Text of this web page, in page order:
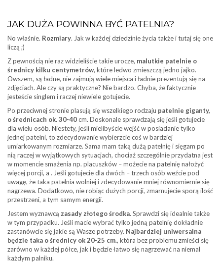
JAK DUŻA POWINNA BYĆ PATELNIA?
No właśnie. Rozmiary. Jak w każdej dziedzinie życia także i tutaj się one
liczą ;)
Z pewnością nie raz widzieliście takie urocze, malutkie patelnie o
średnicy kilku centymetrów, które ledwo zmieszczą jedno jajko.
Owszem, są ładne, nie zajmują wiele miejsca i ładnie prezentują się na
zdjęciach. Ale czy są praktyczne? Nie bardzo. Chyba, że faktycznie
jesteście singlem i raczej niewiele gotujecie.
Po przeciwnej stronie plasują się wszelkiego rodzaju patelnie giganty,
o średnicach ok. 30-40cm. Doskonale sprawdzają się jeśli gotujecie
dla wielu osób. Niestety, jeśli mielibyście wejść w posiadanie tylko
jednej patelni, to zdecydowanie wybierzcie coś w bardziej
umiarkowanym rozmiarze. Sama mam taką dużą patelnię i sięgam po
nią raczej w wyjątkowych sytuacjach, chociaż szczególnie przydatna jest
w momencie smażenia np. placuszków – możecie na patelnię nałożyć
więcej porcji, a . Jeśli gotujecie dla dwóch – trzech osób weźcie pod
uwagę, że taka patelnia wolniej i zdecydowanie mniej równomiernie się
nagrzewa. Dodatkowo, nie robiąc dużych porcji, zmarnujecie sporą ilość
przestrzeni, a tym samym energii.
Jestem wyznawcą zasady złotego środka. Sprawdzi się idealnie także
w tym przypadku. Jeśli macie wybrać tylko jedną patelnię dokładnie
zastanówcie się jakie są Wasze potrzeby. Najbardziej uniwersalna
będzie taka o średnicy ok 20-25 cm., która bez problemu zmieści się
zarówno w każdej półce, jak i będzie łatwo się nagrzewać na niemal
każdym palniku.